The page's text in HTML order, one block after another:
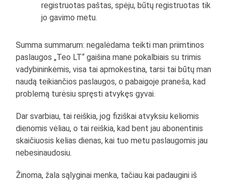
registruotas paštas, spėju, būtų registruotas tik
jo gavimo metu.
Summa summarum: negalėdama teikti man priimtinos
paslaugos „Teo LT“ gaišina mane pokalbiais su trimis
vadybininkėmis, visa tai apmokestina, tarsi tai būtų man
naudą teikiančios paslaugos, o pabaigoje praneša, kad
problemą turėsiu spręsti atvykęs gyvai.
Dar svarbiau, tai reiškia, jog fiziškai atvyksiu keliomis
dienomis vėliau, o tai reiškia, kad bent jau abonentinis
skaičiuosis kelias dienas, kai tuo metu paslaugomis jau
nebesinaudosiu.
Žinoma, žala sąlyginai menka, tačiau kai padaugini iš